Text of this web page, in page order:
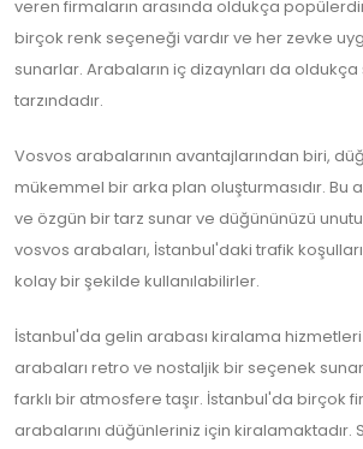
veren firmaların arasında oldukça
birçok renk seçeneği vardır ve her zevke
sunarlar. Arabaların iç dizaynları da oldukça
tarzındadır.
Vosvos arabalarının avantajlarından biri,
mükemmel bir arka plan oluşturmasıdır. Bu
ve özgün bir tarz sunar ve düğününüzü
vosvos arabaları, İstanbul'daki trafik
kolay bir şekilde kullanılabilirler.
İstanbul'da gelin arabası kiralama
arabaları retro ve nostaljik bir seçenek
farklı bir atmosfere taşır. İstanbul'da birçok
arabalarını düğünleriniz için kiralamaktadır.